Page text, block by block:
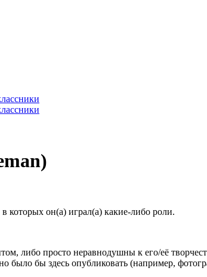
он(а) играл(а) какие-либо роли.
либо просто неравнодушны к его/её
было бы здесь опубликовать (например,